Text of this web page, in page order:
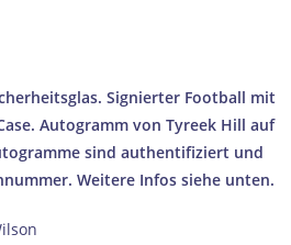
Signierter Football mit
Autogramm von Tyreek Hill auf
sind authentifiziert und
Weitere Infos siehe unten.